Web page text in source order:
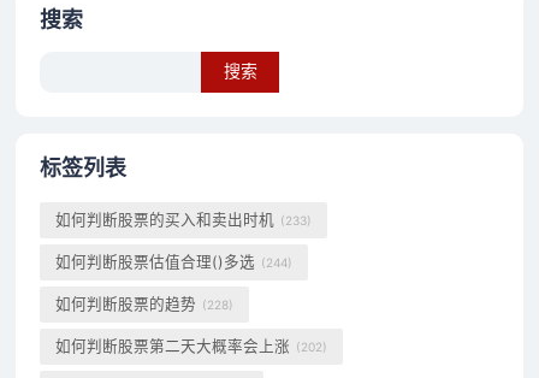
搜索
标签列表
如何判断股票的买入和卖出时机 (233)
如何判断股票估值合理()多选 (244)
如何判断股票的趋势 (228)
如何判断股票第二天大概率会上涨 (202)